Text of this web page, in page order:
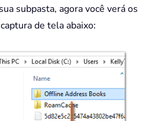
subpasta, agora você verá os
de tela abaixo: